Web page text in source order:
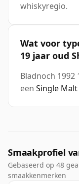
whiskyregio.
Wat voor
19 jaar oud
Bladnoch 1992
een Single
Smaakprofiel
Gebaseerd op 48
smaakkenmerken